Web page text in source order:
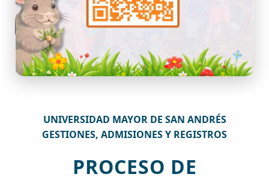
UNIVERSIDAD MAYOR DE SAN ANDRÉS
GESTIONES, ADMISIONES Y REGISTROS
PROCESO DE